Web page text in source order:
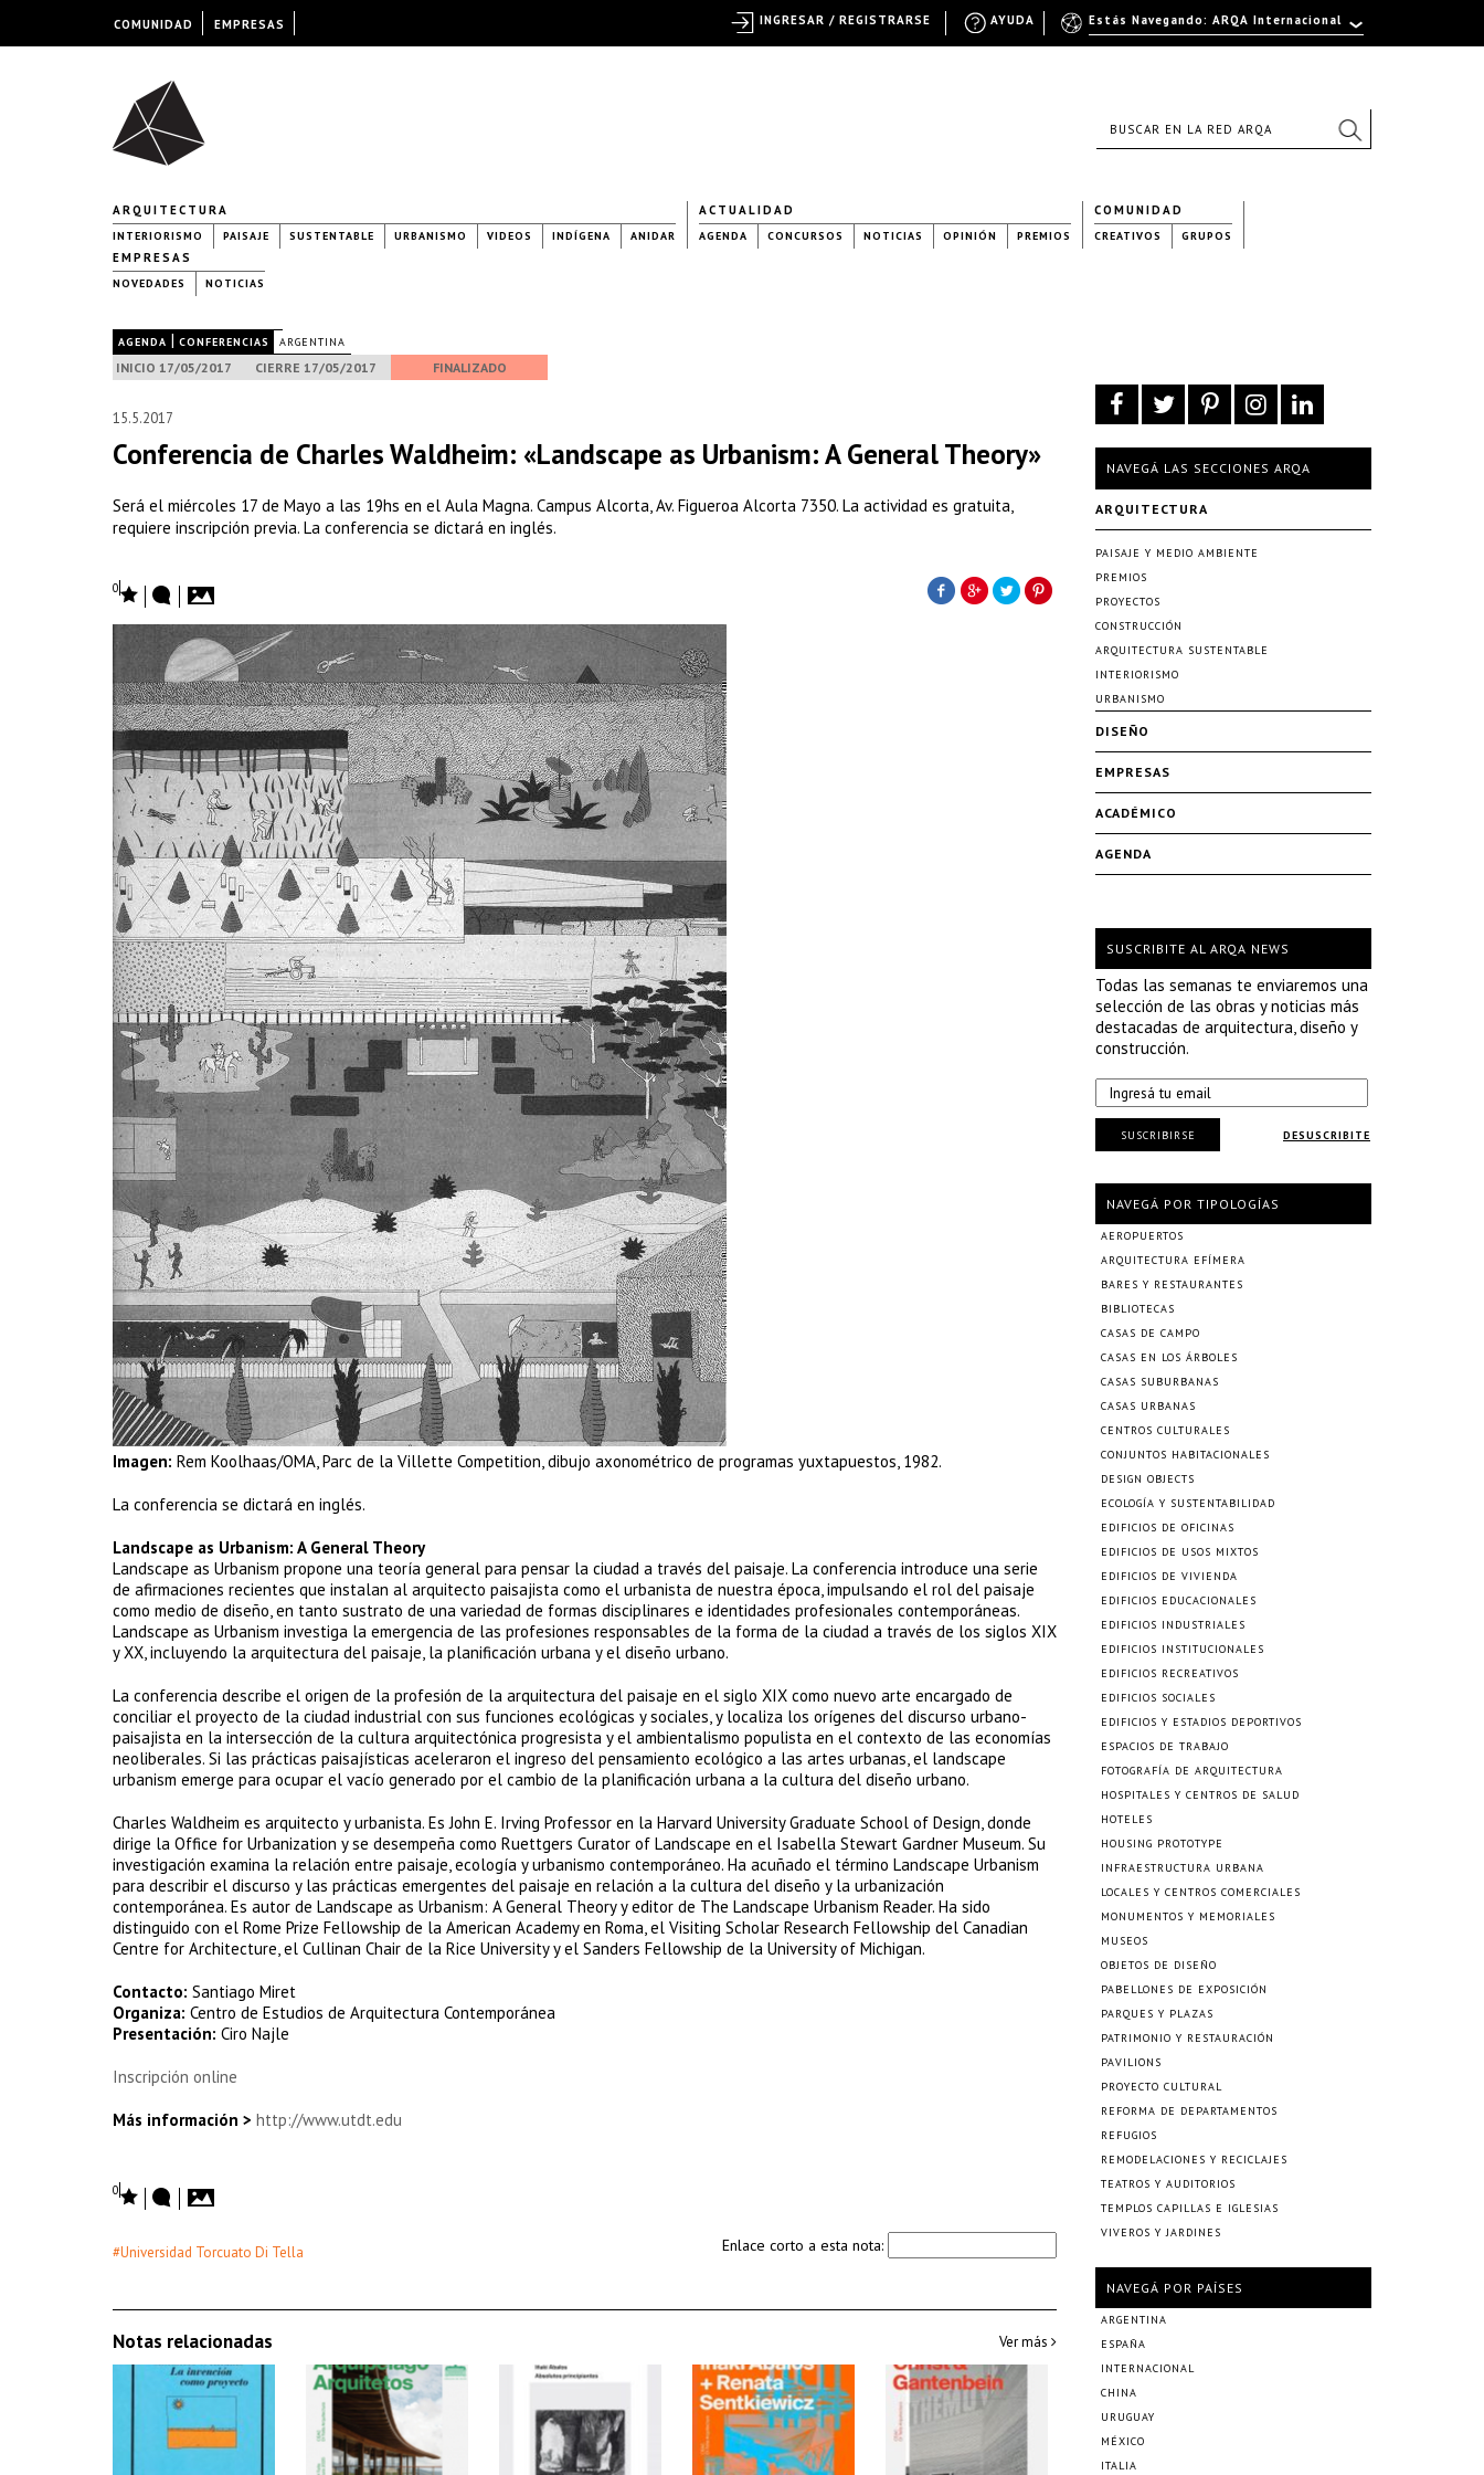
ARQUITECTURA
INTERIORISMO PAISAJE SUSTENTABLE URBANISMO VIDEOS INDÍGENA ANIDAR
ACTUALIDAD
AGENDA CONCURSOS NOTICIAS OPINIÓN PREMIOS
COMUNIDAD
CREATIVOS GRUPOS
EMPRESAS
NOVEDADES NOTICIAS
AGENDA | CONFERENCIAS ARGENTINA
INICIO 17/05/2017 CIERRE 17/05/2017 FINALIZADO
15.5.2017
Conferencia de Charles Waldheim: «Landscape as Urbanism: A General Theory»
Será el miércoles 17 de Mayo a las 19hs en el Aula Magna. Campus Alcorta, Av. Figueroa Alcorta 7350. La actividad es gratuita,
requiere inscripción previa. La conferencia se dictará en inglés.
0
Imagen: Rem Koolhaas/OMA, Parc de la Villette Competition, dibujo axonométrico de programas yuxtapuestos, 1982.
La conferencia se dictará en inglés.
Landscape as Urbanism: A General Theory
Landscape as Urbanism propone una teoría general para pensar la ciudad a través del paisaje. La conferencia introduce una serie
de afirmaciones recientes que instalan al arquitecto paisajista como el urbanista de nuestra época, impulsando el rol del paisaje
como medio de diseño, en tanto sustrato de una variedad de formas disciplinares e identidades profesionales contemporáneas.
Landscape as Urbanism investiga la emergencia de las profesiones responsables de la forma de la ciudad a través de los siglos XIX
y XX, incluyendo la arquitectura del paisaje, la planificación urbana y el diseño urbano.
La conferencia describe el origen de la profesión de la arquitectura del paisaje en el siglo XIX como nuevo arte encargado de
conciliar el proyecto de la ciudad industrial con sus funciones ecológicas y sociales, y localiza los orígenes del discurso urbano-
paisajista en la intersección de la cultura arquitectónica progresista y el ambientalismo populista en el contexto de las economías
neoliberales. Si las prácticas paisajísticas aceleraron el ingreso del pensamiento ecológico a las artes urbanas, el landscape
urbanism emerge para ocupar el vacío generado por el cambio de la planificación urbana a la cultura del diseño urbano.
Charles Waldheim es arquitecto y urbanista. Es John E. Irving Professor en la Harvard University Graduate School of Design, donde
dirige la Office for Urbanization y se desempeña como Ruettgers Curator of Landscape en el Isabella Stewart Gardner Museum. Su
investigación examina la relación entre paisaje, ecología y urbanismo contemporáneo. Ha acuñado el término Landscape Urbanism
para describir el discurso y las prácticas emergentes del paisaje en relación a la cultura del diseño y la urbanización
contemporánea. Es autor de Landscape as Urbanism: A General Theory y editor de The Landscape Urbanism Reader. Ha sido
distinguido con el Rome Prize Fellowship de la American Academy en Roma, el Visiting Scholar Research Fellowship del Canadian
Centre for Architecture, el Cullinan Chair de la Rice University y el Sanders Fellowship de la University of Michigan.
Contacto: Santiago Miret
Organiza: Centro de Estudios de Arquitectura Contemporánea
Presentación: Ciro Najle
Inscripción online
Más información > http://www.utdt.edu
0
#Universidad Torcuato Di Tella Enlace corto a esta nota:
Notas relacionadas Ver más
NAVEGÁ LAS SECCIONES ARQA
ARQUITECTURA
PAISAJE Y MEDIO AMBIENTE
PREMIOS
PROYECTOS
CONSTRUCCIÓN
ARQUITECTURA SUSTENTABLE
INTERIORISMO
URBANISMO
DISEÑO
EMPRESAS
ACADÉMICO
AGENDA
SUSCRIBITE AL ARQA NEWS
Todas las semanas te enviaremos una
selección de las obras y noticias más
destacadas de arquitectura, diseño y
construcción.
DESUSCRIBITE
SUSCRIBIRSE
NAVEGÁ POR TIPOLOGÍAS
AEROPUERTOS
ARQUITECTURA EFÍMERA
BARES Y RESTAURANTES
BIBLIOTECAS
CASAS DE CAMPO
CASAS EN LOS ÁRBOLES
CASAS SUBURBANAS
CASAS URBANAS
CENTROS CULTURALES
CONJUNTOS HABITACIONALES
DESIGN OBJECTS
ECOLOGÍA Y SUSTENTABILIDAD
EDIFICIOS DE OFICINAS
EDIFICIOS DE USOS MIXTOS
EDIFICIOS DE VIVIENDA
EDIFICIOS EDUCACIONALES
EDIFICIOS INDUSTRIALES
EDIFICIOS INSTITUCIONALES
EDIFICIOS RECREATIVOS
EDIFICIOS SOCIALES
EDIFICIOS Y ESTADIOS DEPORTIVOS
ESPACIOS DE TRABAJO
FOTOGRAFÍA DE ARQUITECTURA
HOSPITALES Y CENTROS DE SALUD
HOTELES
HOUSING PROTOTYPE
INFRAESTRUCTURA URBANA
LOCALES Y CENTROS COMERCIALES
MONUMENTOS Y MEMORIALES
MUSEOS
OBJETOS DE DISEÑO
PABELLONES DE EXPOSICIÓN
PARQUES Y PLAZAS
PATRIMONIO Y RESTAURACIÓN
PAVILIONS
PROYECTO CULTURAL
REFORMA DE DEPARTAMENTOS
REFUGIOS
REMODELACIONES Y RECICLAJES
TEATROS Y AUDITORIOS
TEMPLOS CAPILLAS E IGLESIAS
VIVEROS Y JARDINES
NAVEGÁ POR PAÍSES
ARGENTINA
ESPAÑA
INTERNACIONAL
CHINA
URUGUAY
MÉXICO
ITALIA
COMUNIDAD EMPRESAS Estás Navegando: ARQA Internacional
AYUDA
INGRESAR / REGISTRARSE